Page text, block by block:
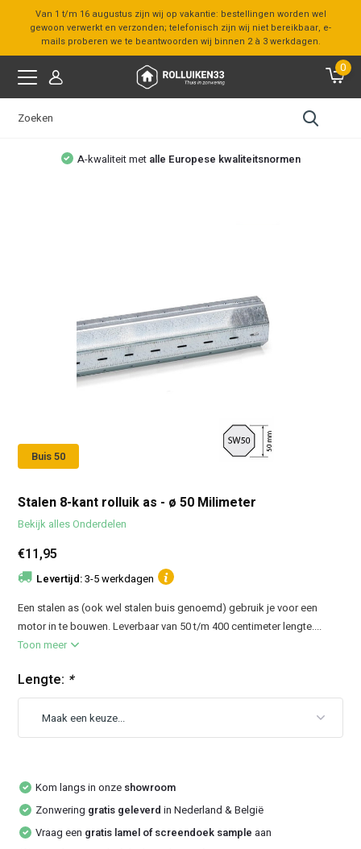
Van 1 t/m 16 augustus zijn wij op vakantie: bestellingen worden wel
gewoon verwerkt en verzonden; telefonisch zijn wij niet bereikbaar, e-
mails proberen we te beantwoorden wij binnen 2 à 3 werkdagen.
0
A-kwaliteit met alle Europese kwaliteitsnormen
Buis 50
Stalen 8-kant rolluik as - ø 50 Milimeter
Bekijk alles Onderdelen
€11,95
Levertijd:3-5 werkdagen
Een stalen as (ook wel stalen buis genoemd) gebruik je voor een
motor in te bouwen. Leverbaar van 50 t/m 400 centimeter lengte....
Toon meer
Lengte: *
Kom langs in onze showroom
Zonwering gratis geleverd in Nederland & België
Vraag een gratis lamel of screendoek sample aan